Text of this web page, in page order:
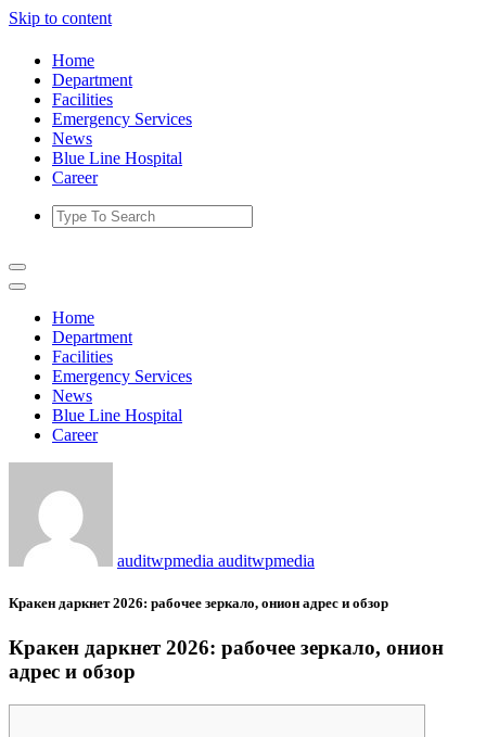
Skip to content
Home
Department
Facilities
Emergency Services
News
Blue Line Hospital
Career
Home
Department
Facilities
Emergency Services
News
Blue Line Hospital
Career
auditwpmedia auditwpmedia
Кракен даркнет 2026: рабочее зеркало, онион адрес и обзор
Кракен даркнет 2026: рабочее зеркало, онион
адрес и обзор